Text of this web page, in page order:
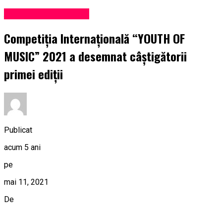
Competiția Internațională “YOUTH OF
MUSIC” 2021 a desemnat câștigătorii
primei ediții
Publicat
acum 5 ani
pe
mai 11, 2021
De